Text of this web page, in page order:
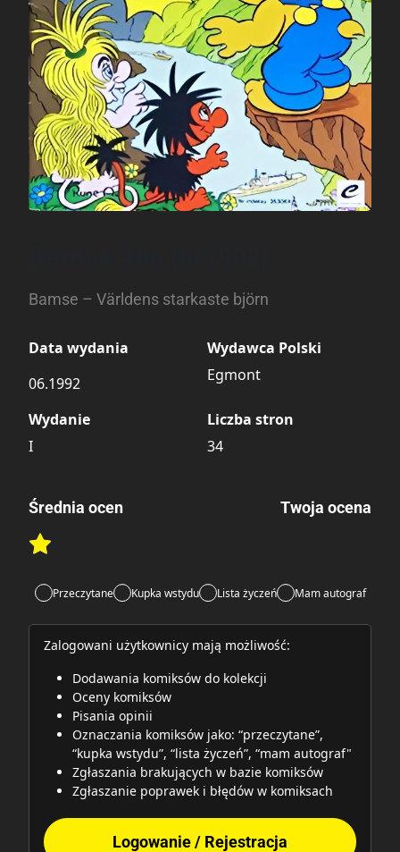
Bamse – Världens starkaste björn
Data wydania
06.1992
Wydawca Polski
Egmont
Wydanie
I
Liczba stron
34
Średnia ocen
Rate this item:
Twoja ocena
Przeczytane Kupka wstydu Lista życzeń Mam autograf
Zalogowani użytkownicy mają możliwość:
Dodawania komiksów do kolekcji
Oceny komiksów
Pisania opinii
Oznaczania komiksów jako: “przeczytane”,
“kupka wstydu”, “lista życzeń”, “mam autograf"
Zgłaszania brakujących w bazie komiksów
Zgłaszanie poprawek i błędów w komiksach
Logowanie / Rejestracja